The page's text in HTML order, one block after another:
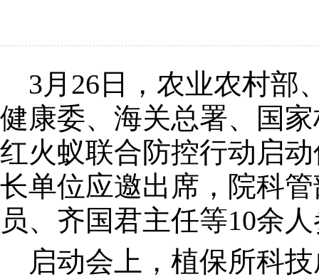
3月26日，农业农村部
健康委、海关总署、国
红火蚁联合防控行动启
长单位应邀出席，院科
员、齐国君主任等10余
启动会上，植保所科技